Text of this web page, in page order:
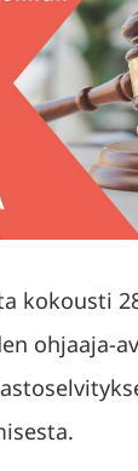
kokousti
ohjaaja-